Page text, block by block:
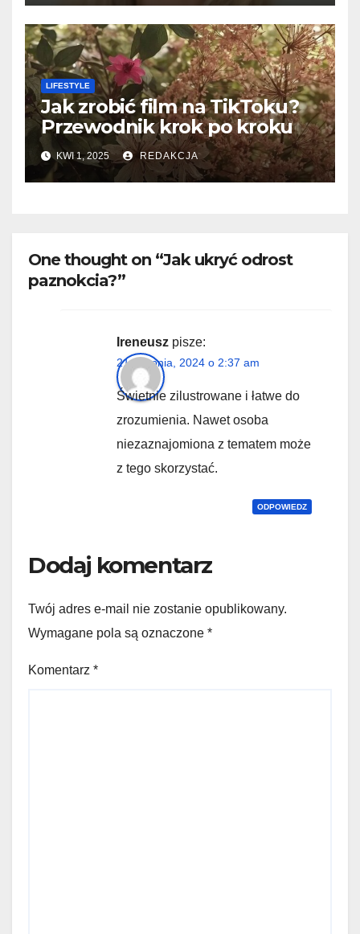
LIFESTYLE
Jak zrobić film na TikToku?
Przewodnik krok po kroku
KWI 1, 2025 REDAKCJA
One thought on “Jak ukryć odrost
paznokcia?”
Ireneusz pisze:
21 sierpnia, 2024 o 2:37 am
Świetnie zilustrowane i łatwe do
zrozumienia. Nawet osoba
niezaznajomiona z tematem może
z tego skorzystać.
ODPOWIEDZ
Dodaj komentarz
Twój adres e-mail nie zostanie opublikowany.
Wymagane pola są oznaczone *
Komentarz *